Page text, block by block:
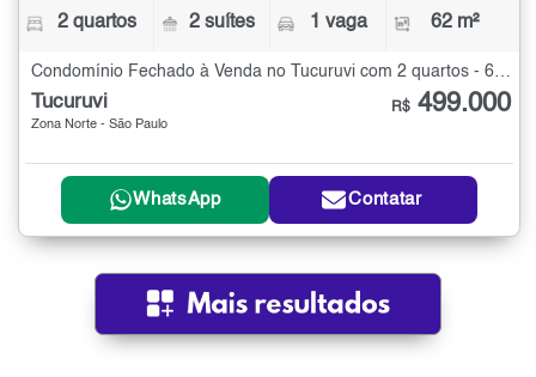
2 quartos 2 suítes 1 vaga 62 m²
Condomínio Fechado à Venda no Tucuruvi com 2 quartos - 62 m²
Tucuruvi
Zona Norte - São Paulo
R$ 499.000
WhatsApp Contatar